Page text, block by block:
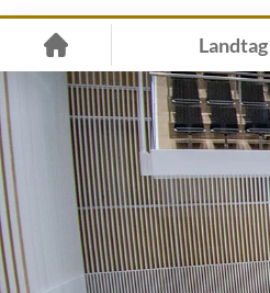
Landtag